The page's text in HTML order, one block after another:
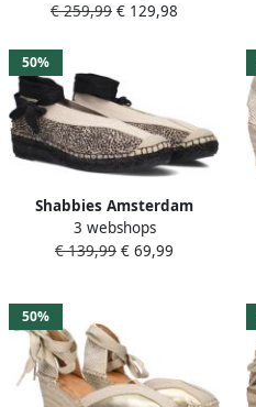
Materiaal: Leer Kleur: Zwart
€ 259,99 € 129,98
50%
Shabbies Amsterdam
Dames Instappers &
Ballerina's Shabbies Palma
3 webshops
€ 139,99 € 69,99
50%